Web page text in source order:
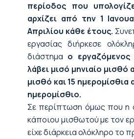
περίοδος που
αρχίζει από την 1
Απριλίου κάθε έτους.
εργασίας διήρκεσε
διάστημα ο εργαζόμενος
λάβει μισό μηνιαίο μισθό
μισθό και 15 ημερομίσθια
ημερομίσθιο.
Σε περίπτωση όμως που η
κάποιου μισθωτού με τον
είχε διάρκεια ολόκληρο το